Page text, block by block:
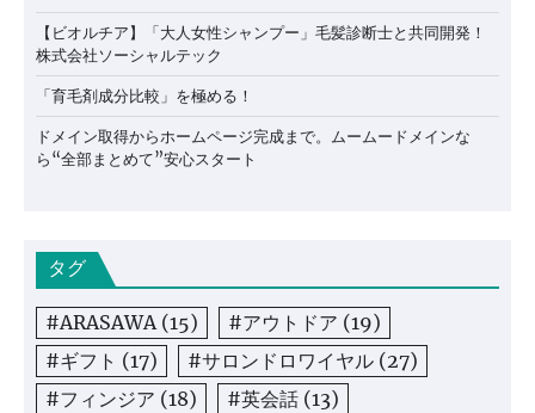
【ビオルチア】「大人女性シャンプー」毛髪診断士と共同開発！
株式会社ソーシャルテック
「育毛剤成分比較」を極める！
ドメイン取得からホームページ完成まで。ムームードメインな
ら“全部まとめて”安心スタート
タグ
#ARASAWA(15) #アウトドア (19)
#ギフト (17) #サロンドロワイヤル (27)
#フィンジア (18) #英会話 (13)